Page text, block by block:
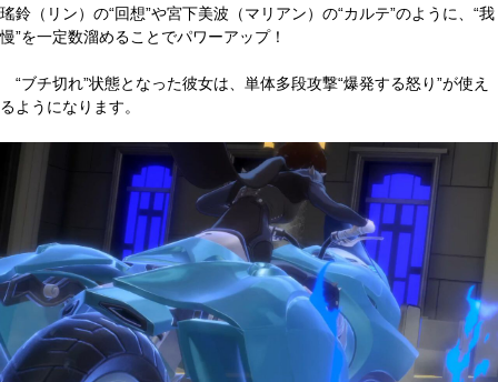
瑤鈴（リン）の“回想”や宮下美波（マリアン）の“カルテ”のように、“我
慢”を一定数溜めることでパワーアップ！
“ブチ切れ”状態となった彼女は、単体多段攻撃“爆発する怒り”が使え
るようになります。